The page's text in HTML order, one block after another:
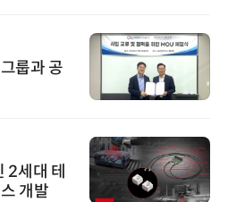
룹과 공
2세대 테
개발